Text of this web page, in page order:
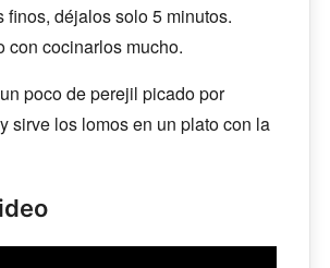
finos, déjalos solo 5 minutos.
con cocinarlos mucho.
poco de perejil picado por
sirve los lomos en un plato con la